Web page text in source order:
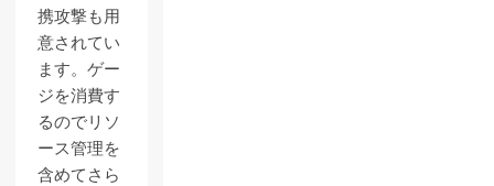
携攻撃も用
意されてい
ます。ゲー
ジを消費す
るのでリソ
ース管理を
含めてさら